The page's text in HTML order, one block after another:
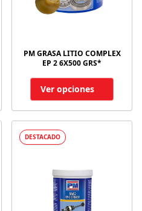
PM GRASA LITIO COMPLEX
EP 2 6X500 GRS*
Ver opciones
DESTACADO